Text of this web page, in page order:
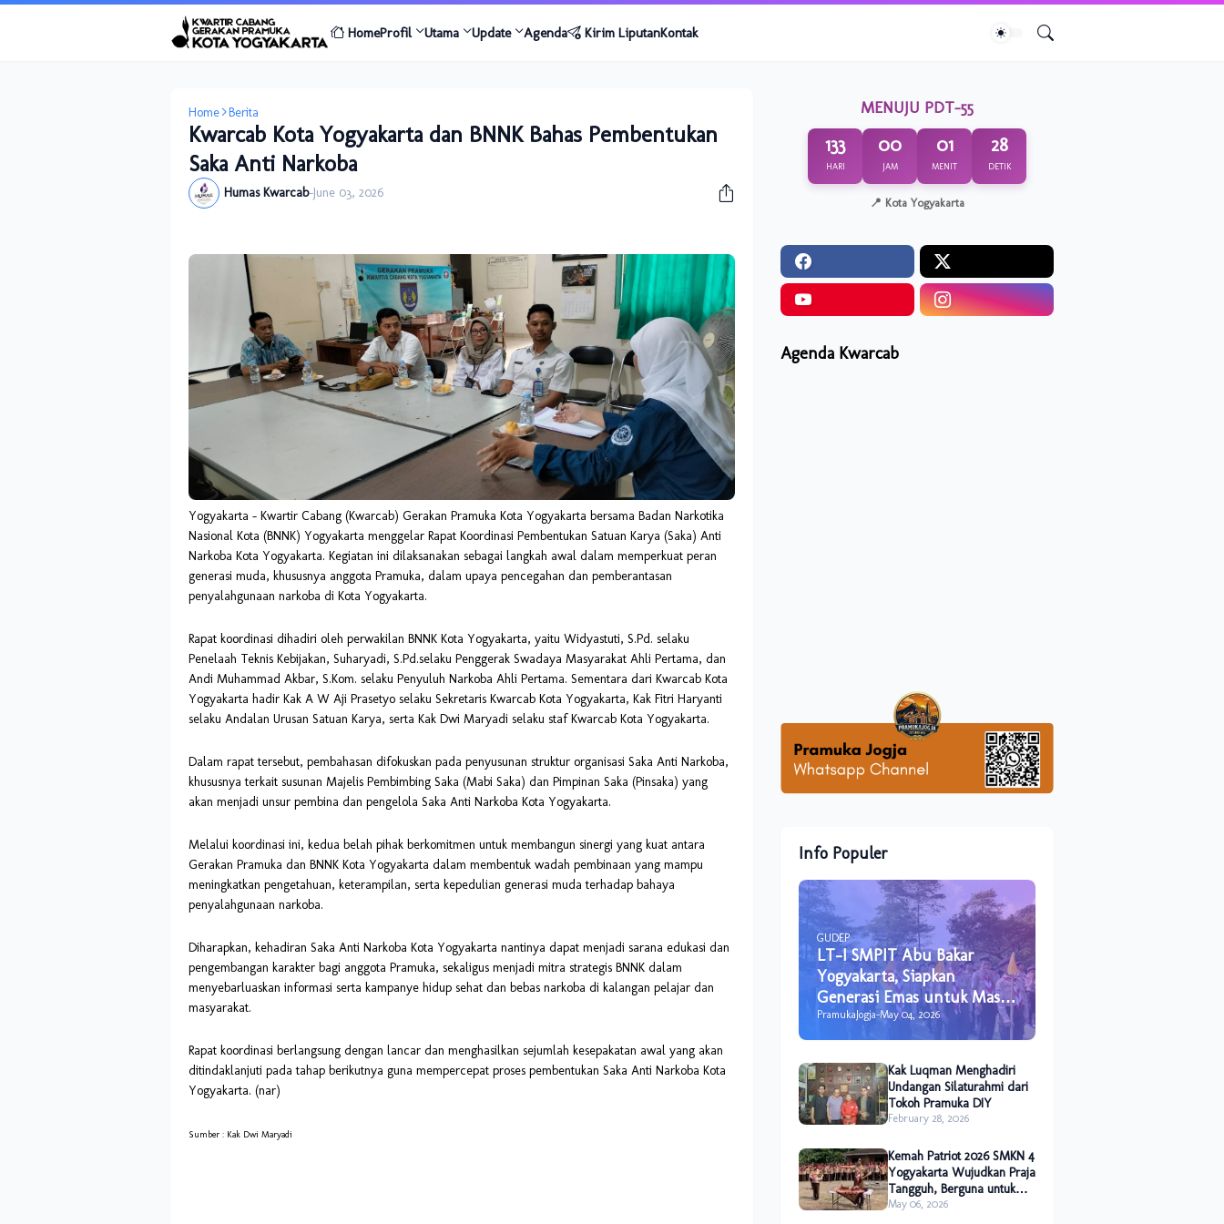
HomeProfil Utama Update Agenda Kirim LiputanKontak
Home Berita
Kwarcab Kota Yogyakarta dan BNNK Bahas Pembentukan
Saka Anti Narkoba
Humas Kwarcab-June 03, 2026
Yogyakarta – Kwartir Cabang (Kwarcab) Gerakan Pramuka Kota Yogyakarta bersama Badan Narkotika
Nasional Kota (BNNK) Yogyakarta menggelar Rapat Koordinasi Pembentukan Satuan Karya (Saka) Anti
Narkoba Kota Yogyakarta. Kegiatan ini dilaksanakan sebagai langkah awal dalam memperkuat peran
generasi muda, khususnya anggota Pramuka, dalam upaya pencegahan dan pemberantasan
penyalahgunaan narkoba di Kota Yogyakarta.
Rapat koordinasi dihadiri oleh perwakilan BNNK Kota Yogyakarta, yaitu Widyastuti, S.Pd. selaku
Penelaah Teknis Kebijakan, Suharyadi, S.Pd.selaku Penggerak Swadaya Masyarakat Ahli Pertama, dan
Andi Muhammad Akbar, S.Kom. selaku Penyuluh Narkoba Ahli Pertama. Sementara dari Kwarcab Kota
Yogyakarta hadir Kak A W Aji Prasetyo selaku Sekretaris Kwarcab Kota Yogyakarta, Kak Fitri Haryanti
selaku Andalan Urusan Satuan Karya, serta Kak Dwi Maryadi selaku staf Kwarcab Kota Yogyakarta.
Dalam rapat tersebut, pembahasan difokuskan pada penyusunan struktur organisasi Saka Anti Narkoba,
khususnya terkait susunan Majelis Pembimbing Saka (Mabi Saka) dan Pimpinan Saka (Pinsaka) yang
akan menjadi unsur pembina dan pengelola Saka Anti Narkoba Kota Yogyakarta.
Melalui koordinasi ini, kedua belah pihak berkomitmen untuk membangun sinergi yang kuat antara
Gerakan Pramuka dan BNNK Kota Yogyakarta dalam membentuk wadah pembinaan yang mampu
meningkatkan pengetahuan, keterampilan, serta kepedulian generasi muda terhadap bahaya
penyalahgunaan narkoba.
Diharapkan, kehadiran Saka Anti Narkoba Kota Yogyakarta nantinya dapat menjadi sarana edukasi dan
pengembangan karakter bagi anggota Pramuka, sekaligus menjadi mitra strategis BNNK dalam
menyebarluaskan informasi serta kampanye hidup sehat dan bebas narkoba di kalangan pelajar dan
masyarakat.
Rapat koordinasi berlangsung dengan lancar dan menghasilkan sejumlah kesepakatan awal yang akan
ditindaklanjuti pada tahap berikutnya guna mempercepat proses pembentukan Saka Anti Narkoba Kota
Yogyakarta. (nar)
Sumber : Kak Dwi Maryadi
MENUJU PDT-55
133
HARI
00
JAM
01
MENIT
27
DETIK
📍 Kota Yogyakarta
Agenda Kwarcab
Info Populer
GUDEP
LT-I SMPIT Abu Bakar
Yogyakarta, Siapkan
Generasi Emas untuk Masa
Depan
PramukaJogja-May 04, 2026
Kak Luqman Menghadiri
Undangan Silaturahmi dari
Tokoh Pramuka DIY
February 28, 2026
Kemah Patriot 2026 SMKN 4
Yogyakarta Wujudkan Praja
Tangguh, Berguna untuk
Sesama dan Alam
May 06, 2026